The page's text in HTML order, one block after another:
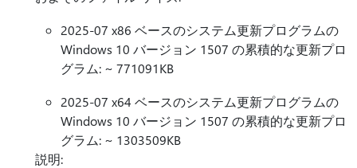
2025-07 x86 ベースのシステム更新プログラムの
Windows 10 バージョン 1507 の累積的な更新プロ
グラム: ~ 771091KB
2025-07 x64 ベースのシステム更新プログラムの
Windows 10 バージョン 1507 の累積的な更新プロ
グラム: ~ 1303509KB
説明: